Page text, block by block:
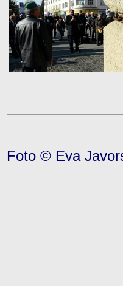
Foto © Eva